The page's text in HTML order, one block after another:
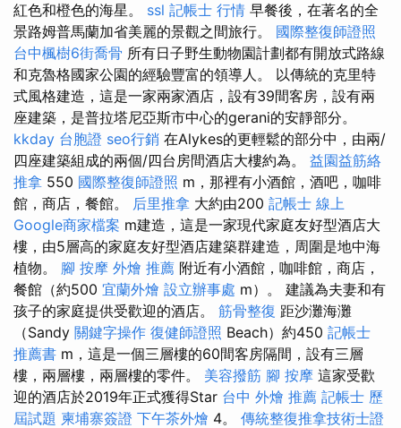
紅色和橙色的海星。 ssl 記帳士 行情 早餐後，在著名的全
景路姆普馬蘭加省美麗的景觀之間旅行。 國際整復師證照
台中楓樹6街喬骨 所有日子野生動物園計劃都有開放式路線
和克魯格國家公園的經驗豐富的領導人。 以傳統的克里特
式風格建造，這是一家兩家酒店，設有39間客房，設有兩
座建築，是普拉塔尼亞斯市中心的gerani的安靜部分。
kkday 台胞證 seo行銷 在Alykes的更輕鬆的部分中，由兩/
四座建築組成的兩個/四台房間酒店大樓約為。 益園益筋絡
推拿 550 國際整復師證照 m，那裡有小酒館，酒吧，咖啡
館，商店，餐館。 后里推拿 大約由200 記帳士 線上
Google商家檔案 m建造，這是一家現代家庭友好型酒店大
樓，由5層高的家庭友好型酒店建築群建造，周圍是地中海
植物。 腳 按摩 外燴 推薦 附近有小酒館，咖啡館，商店，
餐館（約500 宜蘭外燴 設立辦事處 m）。 建議為夫妻和有
孩子的家庭提供受歡迎的酒店。 筋骨整復 距沙灘海灘
（Sandy 關鍵字操作 復健師證照 Beach）約450 記帳士
推薦書 m，這是一個三層樓的60間客房隔間，設有三層
樓，兩層樓，兩層樓的零件。 美容撥筋 腳 按摩 這家受歡
迎的酒店於2019年正式獲得Star 台中 外燴 推薦 記帳士 歷
屆試題 柬埔寨簽證 下午茶外燴 4。 傳統整復推拿技術士證